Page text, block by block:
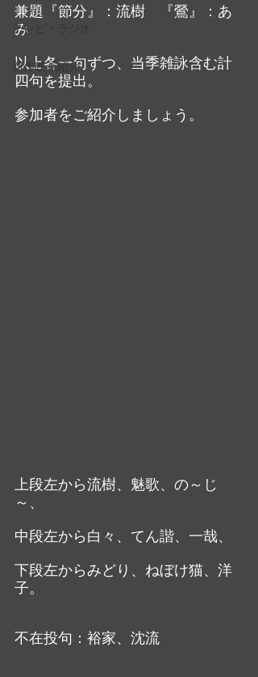
テレビ・ラジオ
新作映画紹介
兼題『節分』：流樹　『鶯』：あ
み
以上各一句ずつ、当季雑詠含む計
四句を提出。
参加者をご紹介しましょう。
上段左から流樹、魅歌、の～じ
～、
中段左から白々、てん諧、一哉、
下段左からみどり、ねぼけ猫、洋
子。
不在投句：裕家、沈流